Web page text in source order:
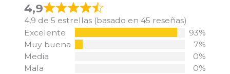
4,9
4,9 de 5 estrellas (basado en 45 reseñas)
Excelente
93%
Muy buena
7%
Media
0%
Mala
0%